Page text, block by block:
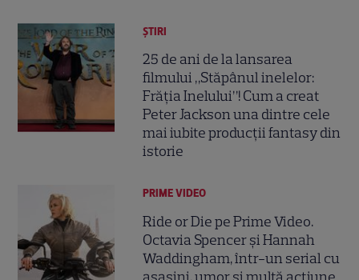
ȘTIRI
25 de ani de la lansarea
filmului „Stăpânul inelelor:
Frăția Inelului”! Cum a creat
Peter Jackson una dintre cele
mai iubite producții fantasy din
istorie
PRIME VIDEO
Ride or Die pe Prime Video.
Octavia Spencer și Hannah
Waddingham, într-un serial cu